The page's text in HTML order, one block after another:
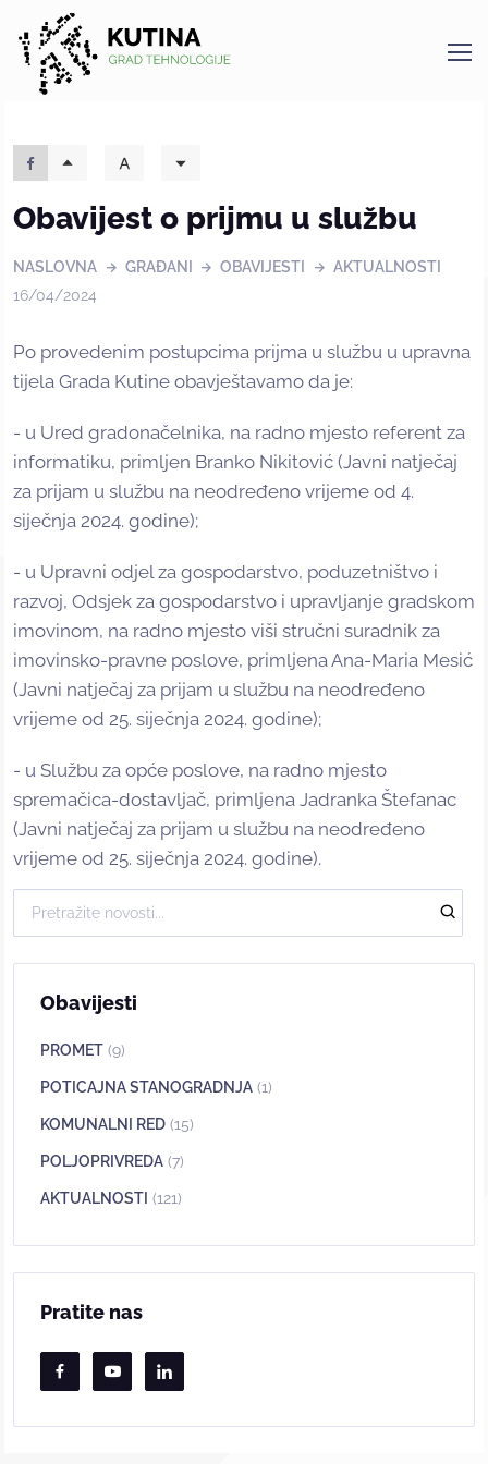
Kutina
Obavijest o prijmu u službu
NASLOVNA GRAĐANI OBAVIJESTI
AKTUALNOSTI
16/04/2024
Po provedenim postupcima prijma u službu u upravna
tijela Grada Kutine obavještavamo da je:
- u Ured gradonačelnika, na radno mjesto referent za
informatiku, primljen Branko Nikitović (Javni natječaj
za prijam u službu na neodređeno vrijeme od 4.
siječnja 2024. godine);
- u Upravni odjel za gospodarstvo, poduzetništvo i
razvoj, Odsjek za gospodarstvo i upravljanje gradskom
imovinom, na radno mjesto viši stručni suradnik za
imovinsko-pravne poslove, primljena Ana-Maria Mesić
(Javni natječaj za prijam u službu na neodređeno
vrijeme od 25. siječnja 2024. godine);
- u Službu za opće poslove, na radno mjesto
spremačica-dostavljač, primljena Jadranka Štefanac
(Javni natječaj za prijam u službu na neodređeno
vrijeme od 25. siječnja 2024. godine).
Obavijesti
PROMET (9)
POTICAJNA STANOGRADNJA (1)
KOMUNALNI RED (15)
POLJOPRIVREDA (7)
AKTUALNOSTI (121)
Pratite nas